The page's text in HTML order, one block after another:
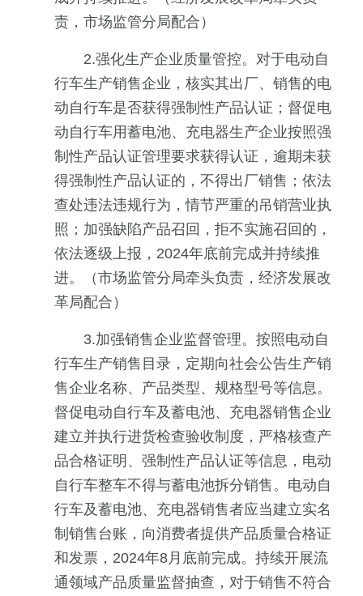
责，市场监管分局配合）
2.强化生产企业质量管控。对于电动自
行车生产销售企业，核实其出厂、销售的电
动自行车是否获得强制性产品认证；督促电
动自行车用蓄电池、充电器生产企业按照强
制性产品认证管理要求获得认证，逾期未获
得强制性产品认证的，不得出厂销售；依法
查处违法违规行为，情节严重的吊销营业执
照；加强缺陷产品召回，拒不实施召回的，
依法逐级上报，2024年底前完成并持续推
进。（市场监管分局牵头负责，经济发展改
革局配合）
3.加强销售企业监督管理。按照电动自
行车生产销售目录，定期向社会公告生产销
售企业名称、产品类型、规格型号等信息。
督促电动自行车及蓄电池、充电器销售企业
建立并执行进货检查验收制度，严格核查产
品合格证明、强制性产品认证等信息，电动
自行车整车不得与蓄电池拆分销售。电动自
行车及蓄电池、充电器销售者应当建立实名
制销售台账，向消费者提供产品质量合格证
和发票，2024年8月底前完成。持续开展流
通领域产品质量监督抽查，对于销售不符合